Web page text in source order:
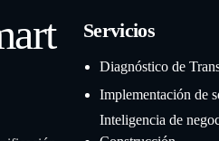
Servicios
Diagnóstico de
Implementación de